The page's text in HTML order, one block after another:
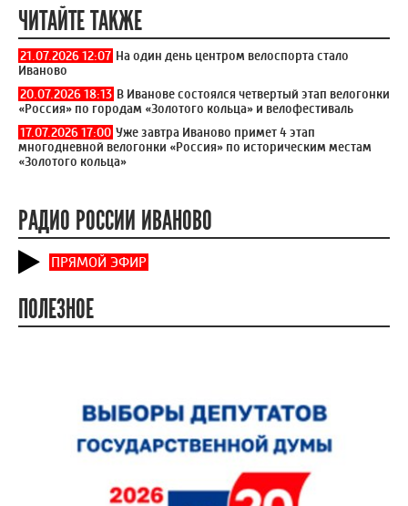
ЧИТАЙТЕ ТАКЖЕ
21.07.2026 12:07 На один день центром велоспорта стало
Иваново
20.07.2026 18:13 В Иванове состоялся четвертый этап велогонки
«Россия» по городам «Золотого кольца» и велофестиваль
17.07.2026 17:00 Уже завтра Иваново примет 4 этап
многодневной велогонки «Россия» по историческим местам
«Золотого кольца»
РАДИО РОССИИ ИВАНОВО
ПРЯМОЙ ЭФИР
ПОЛЕЗНОЕ